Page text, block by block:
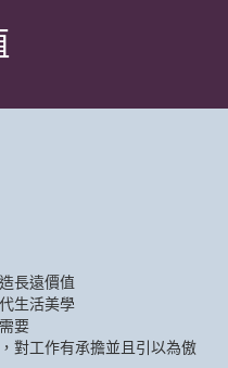
長遠價值
生活美學
要
對工作有承擔並且引以為傲